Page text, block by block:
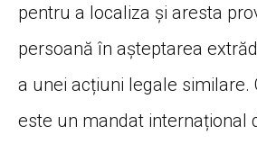
pentru a localiza și aresta
persoană în așteptarea
a unei acțiuni legale similare.
este un mandat internațional